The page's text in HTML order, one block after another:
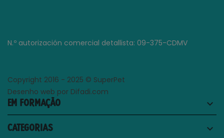
N.º autorización comercial detallista: 09-375-CDMV
Copyright 2016 - 2025 © SuperPet
Desenho web por Difadi.com
EM FORMAÇÃO keyboard_arrow_down
CATEGORIAS keyboard_arrow_down